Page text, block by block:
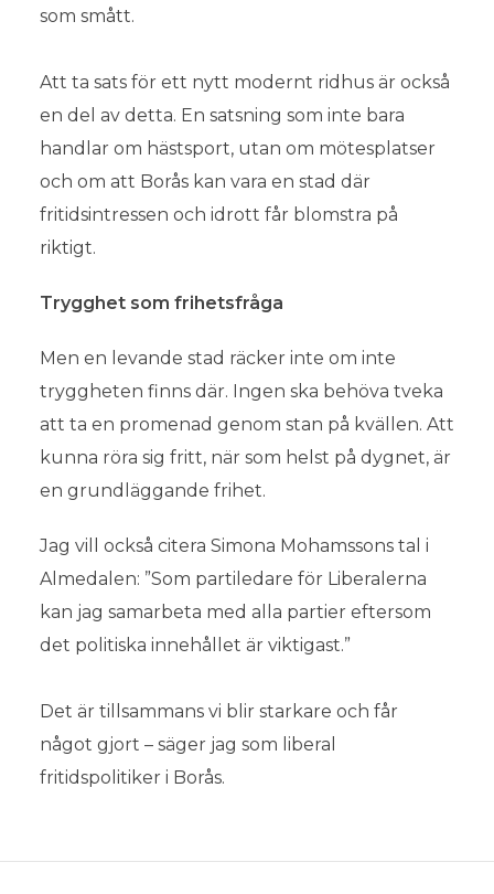
Borås kan bättre – och vi ska
visa det!
11 månader ago
som smått.
Att ta sats för ett nytt modernt ridhus är också
en del av detta. En satsning som inte bara
handlar om hästsport, utan om mötesplatser
och om att Borås kan vara en stad där
fritidsintressen och idrott får blomstra på
riktigt.
Trygghet som frihetsfråga
Men en levande stad räcker inte om inte
tryggheten finns där. Ingen ska behöva tveka
att ta en promenad genom stan på kvällen. Att
kunna röra sig fritt, när som helst på dygnet, är
en grundläggande frihet.
Jag vill också citera Simona Mohamssons tal i
Almedalen: ”Som partiledare för Liberalerna
kan jag samarbeta med alla partier eftersom
det politiska innehållet är viktigast.”
Det är tillsammans vi blir starkare och får
något gjort – säger jag som liberal
fritidspolitiker i Borås.